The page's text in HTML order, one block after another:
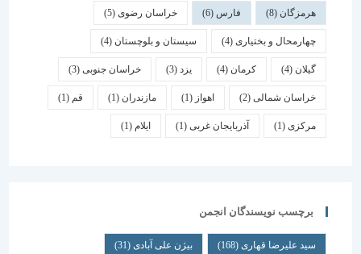
هرمزگان(8) فارس خراسان رضوی(5)
چهارمحال و بختیاری (4) سیستان و بلوچستان(4)
کرمان یزد خراسان جنوبی(3)
خراسان شمالی(2) اهواز مازندران(1) قم
(1) آذربایجان غربی(1) ایلام
برچسب نویسندگان انجمن
سید علیرضا قهاری(168) بیژن علی آبادی(31)